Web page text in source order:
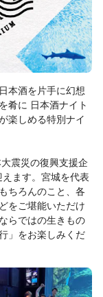
本酒を片手に幻想
肴に 日本酒ナイト
楽しめる特別ナイ
震災の復興支援企
ます。宮城を代表
ちろんのこと、各
をご堪能いただけ
らではの生きもの
」をお楽しみくだ